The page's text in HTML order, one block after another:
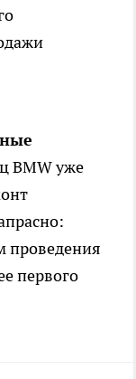
ВMW уже
проведения
первого